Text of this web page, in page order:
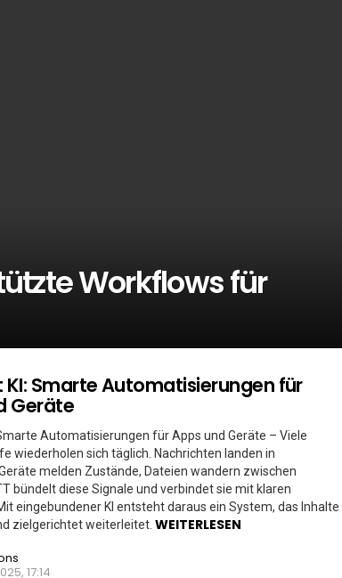
Workflows für
KI: Smarte Automatisierungen für
Geräte
Automatisierungen für Apps und Geräte – Viele
wiederholen sich täglich. Nachrichten landen in
melden Zustände, Dateien wandern zwischen
bündelt diese Signale und verbindet sie mit klaren
eingebundener KI entsteht daraus ein System, das Inhalte
zielgerichtet weiterleitet. WEITERLESEN
17:14